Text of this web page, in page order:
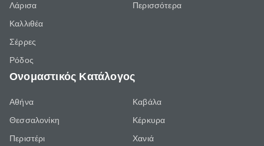
Λάρισα
Καλλιθέα
Σέρρες
Ρόδος
Περισσότερα
Ονομαστικός Κατάλογος
Αθήνα
Θεσσαλονίκη
Περιστέρι
Καβάλα
Κέρκυρα
Χανιά